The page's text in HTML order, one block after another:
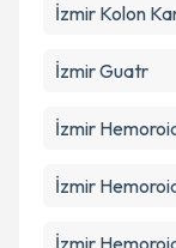
İzmir Kolon
İzmir Guatr
İzmir
İzmir
İzmir